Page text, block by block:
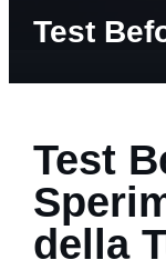
Test
Test
della